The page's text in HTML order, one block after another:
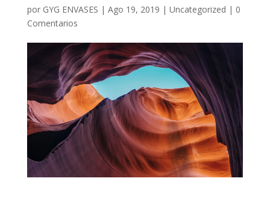
por GYG ENVASES | Ago 19, 2019 | Uncategorized | 0
Comentarios